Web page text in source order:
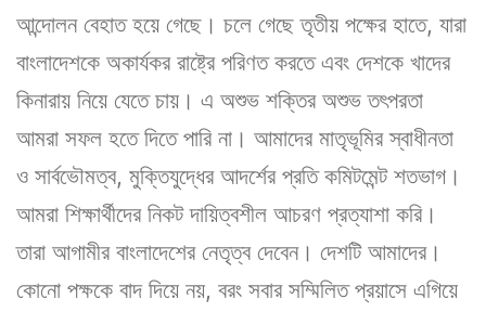
আন্দোলন বেহাত হয়ে গেছে। চলে গেছে তৃতীয় পক্ষের হাতে, যারা
বাংলাদেশকে অকার্যকর রাষ্ট্রে পরিণত করতে এবং দেশকে খাদের
কিনারায় নিয়ে যেতে চায়। এ অশুভ শক্তির অশুভ তৎপরতা
আমরা সফল হতে দিতে পারি না। আমাদের মাতৃভূমির স্বাধীনতা
ও সার্বভৌমত্ব, মুক্তিযুদ্ধের আদর্শের প্রতি কমিটমেন্ট শতভাগ।
আমরা শিক্ষার্থীদের নিকট দায়িত্বশীল আচরণ প্রত্যাশা করি।
তারা আগামীর বাংলাদেশের নেতৃত্ব দেবেন। দেশটি আমাদের।
কোনো পক্ষকে বাদ দিয়ে নয়, বরং সবার সম্মিলিত প্রয়াসে এগিয়ে